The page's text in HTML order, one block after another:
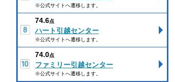
※公式サイトへ遷移します。
74.6点
ハート引越センター
※公式サイトへ遷移します。
74.0点
ファミリー引越センター
※公式サイトへ遷移します。